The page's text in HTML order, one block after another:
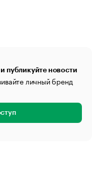
публикуйте новости
личный бренд